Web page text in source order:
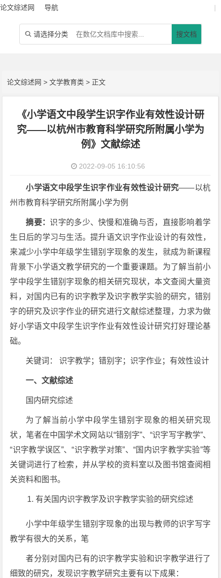
论文综述网 导航 |
 请选择分类 搜文档
论文综述网 >文学教育类 > 正文
《小学语文中段学生识字作业有效性设计研
究——以杭州市教育科学研究所附属小学为
例》文献综述
2022-09-05 16:10:56
小学语文中段学生识字作业有效性设计研究——以杭
州市教育科学研究所附属小学为例
摘要：识字的多少、快慢和准确与否，直接影响着学
生日后的学习与生活。提升语文识字作业设计的有效性，
来减少小学中年级学生错别字现象的发生，就成为新课程
背景下小学语文教学研究的一个重要课题。为了解当前小
学中段学生错别字现象的相关研究现状，本文查阅大量资
料，对国内已有的识字教学及识字教学实验的研究，错别
字的研究及识字作业的研究进行文献综述整理，力求为做
好小学语文中段学生识字作业有效性设计研究打好理论基
础。
关键词： 识字教学；错别字；识字作业；有效性设计
一、文献综述
国内研究综述
为了解当前小学中段学生错别字现象的相关研究现
状，笔者在中国学术文网站以“错别字”、“识字写字教学”、
“识字教学误区”、“识字教学对策”、“国内识字教学实验”等
关键词进行了检索，并从学校的资料室以及图书馆查阅相
关资料和图书。
有关国内识字教学及识字教学实验的研究综述
小学中年级学生错别字现象的出现与教师的识字写字
教学有很大的关系，笔
者分别对国内已有的识字教学实验和识字教学进行了
细致的研究，发现识字教学研究主要有以下成果：